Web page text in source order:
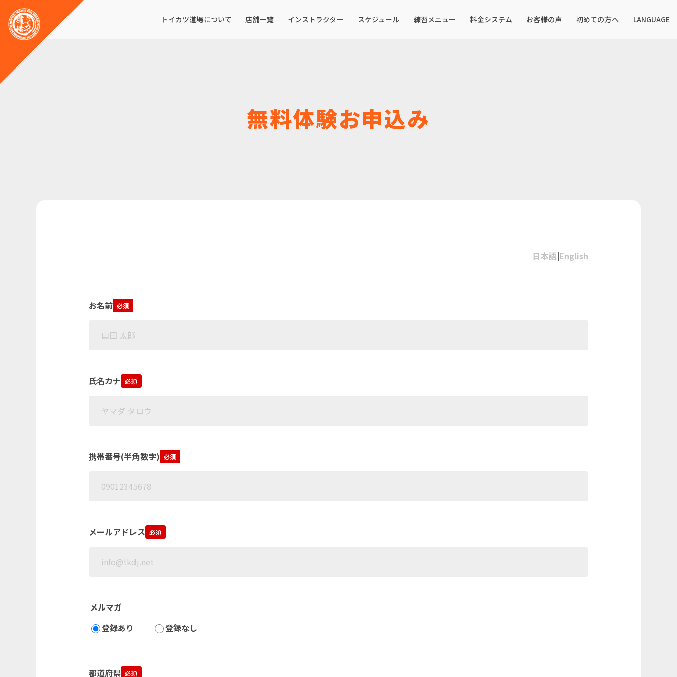
トイカツ道場について 店舗一覧 インストラクター スケジュール 練習メニュー 料金システム お客様の声 初めての方へ LANGUAGE
無料体験お申込み
日本語|English
お名前 必須
氏名カナ 必須
携帯番号(半角数字) 必須
メールアドレス 必須
メルマガ
登録あり
登録なし
都道府県 必須